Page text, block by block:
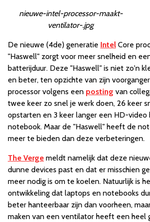
nieuwe-intel-processor-maakt-
ventilator-.jpg
De nieuwe (4de) generatie Intel Core
"Haswell" zorgt voor meer snelheid en
batterijduur. Deze "Haswell" is niet zo'n
en beter, ten opzichte van zijn
processor volgens een posting van
twee keer zo snel je werk doen, 26 keer
opstarten en 3 keer langer een HD-video
notebook. Maar de "Haswell" heeft de
meer te bieden dan deze verbeteringen.
The Verge meldt namelijk dat deze
dunne devices past en dat er misschien
meer nodig is om te koelen. Natuurlijk is
ontwikkeling dat laptops en notebooks
beter hanteerbaar zijn dan voorheen,
maken van een ventilator heeft een heel